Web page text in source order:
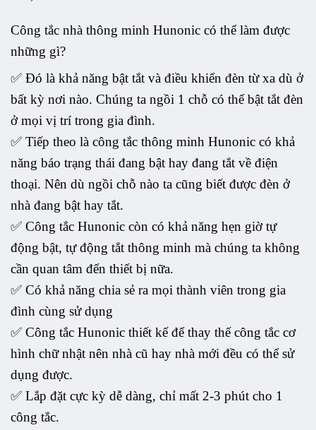
Công tắc nhà thông minh Hunonic có thể làm được
những gì?
✅ Đó là khả năng bật tắt và điều khiển đèn từ xa dù ở
bất kỳ nơi nào. Chúng ta ngồi 1 chỗ có thể bật tắt đèn
ở mọi vị trí trong gia đình.
✅ Tiếp theo là công tắc thông minh Hunonic có khả
năng báo trạng thái đang bật hay đang tắt về điện
thoại. Nên dù ngồi chỗ nào ta cũng biết được đèn ở
nhà đang bật hay tắt.
✅ Công tắc Hunonic còn có khả năng hẹn giờ tự
động bật, tự động tắt thông minh mà chúng ta không
cần quan tâm đến thiết bị nữa.
✅ Có khả năng chia sẻ ra mọi thành viên trong gia
đình cùng sử dụng
✅ Công tắc Hunonic thiết kế để thay thế công tắc cơ
hình chữ nhật nên nhà cũ hay nhà mới đều có thể sử
dụng được.
✅ Lắp đặt cực kỳ dễ dàng, chỉ mất 2-3 phút cho 1
công tắc.